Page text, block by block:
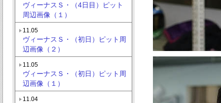
ヴィーナスＳ・（4日目）ピット
周辺画像（１）
11.05
ヴィーナスＳ・（初日）ピット周
辺画像（２）
11.05
ヴィーナスＳ・（初日）ピット周
辺画像（１）
11.04